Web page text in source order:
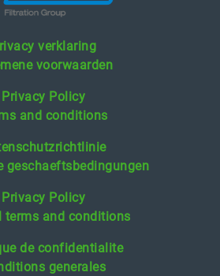
verklaring
voorwaarden
Privacy Policy
and conditions
geschaeftsbedingungen
Privacy Policy
terms and conditions
de confidentialite
generales